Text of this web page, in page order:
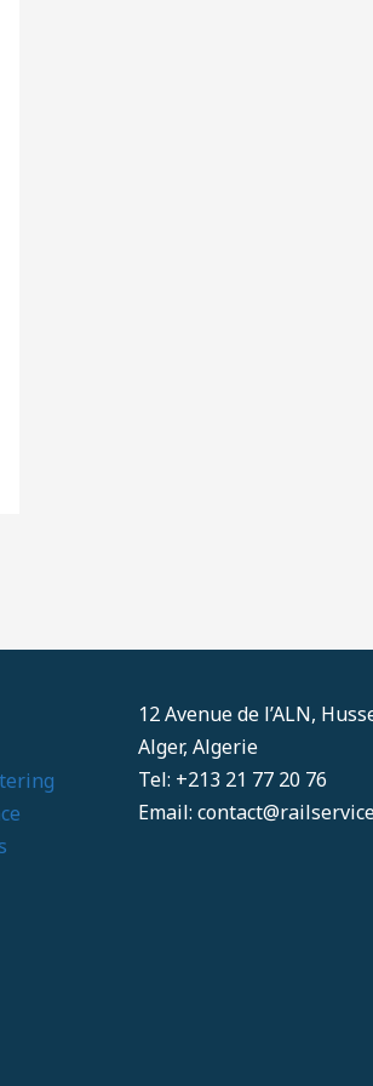
12 Avenue de l’ALN,
Alger, Algerie
Tel: +213 21 77 20 76
Email: